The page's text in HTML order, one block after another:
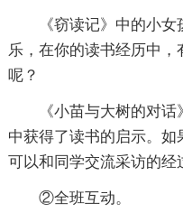
《窃读记》中的小
乐，在你的读书经历中
呢？
《小苗与大树的对
中获得了读书的启示。
可以和同学交流采访的经
②全班互动。